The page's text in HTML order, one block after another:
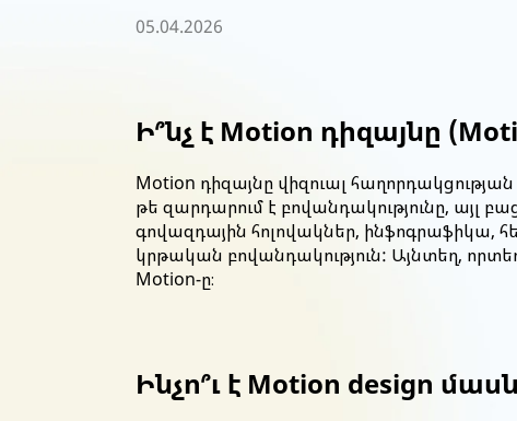
05.04.2026
Ի՞նչ է Motion դիզայնը (
Motion դիզայնը վիզուալ հաղորդակցության
թե զարդարում է բովանդակությունը, այլ
գովազդային հոլովակներ, ինֆոգրաֆիկա,
կրթական բովանդակություն: Այնտեղ,
Motion-ը։
Ինչո՞ւ է Motion design